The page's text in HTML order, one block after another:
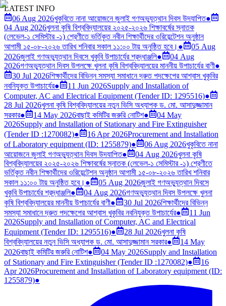
LATEST INFO
06 Aug 2026খুকৃবিতে নানা আয়োজনে জুলাই গণঅভ্যুত্থান দিবস উদযাপিত●
04 Aug 2026খুলনা কৃষি বিশ্ববিদ্যালয়ের ২০২৫-২০২৬ শিক্ষাবর্ষের স্নাতক
(লেভেল-১ সেমিস্টার -১) শ্রেণীতে ভর্তিকৃত নবীন শিক্ষার্থীদের ওরিয়েন্টেশন অনুষ্ঠান
আগামী ১৫-০৮-২০২৬ তারিখ শনিবার সকাল ১১:০০ টায় অনুষ্ঠিত হবে। ●
05 Aug
2026জুলাই গণঅভ্যুত্থান দিবসে খুকৃবি উপাচার্যের শ্রদ্ধাঞ্জলি●
04 Aug
2026গণঅভ্যুত্থান দিবস উপলক্ষে খুলনা কৃষি বিশ্ববিদ্যালয়ের মাননীয় উপাচার্যের বাণী●
30 Jul 2026শিক্ষার্থীদের বিভিন্ন সমস্যা সমাধানে দ্রুত পদক্ষেপের আশ্বাস খুকৃবির
নবনিযুক্ত উপাচার্যের● 11 Jun 2026Supply and Installation of
Computer, AC and Electrical Equipment (Tender ID: 1295516)●
28 Jul 2026খুলনা কৃষি বিশ্ববিদ্যালয়ের নতুন ভিসি অধ্যাপক ড. মো. আসাদুজ্জামান
সরকার● 14 May 2026বাছাই কমিটির জরুরি নোটিশ●
04 May
2026Supply and Installation of Stationary and Fire Extinguisher
(Tender ID :1270082)● 16 Apr 2026Procurement and Installation
of Laboratory equipment (ID: 1255879)● 06 Aug 2026খুকৃবিতে নানা
আয়োজনে জুলাই গণঅভ্যুত্থান দিবস উদযাপিত● 04 Aug 2026খুলনা কৃষি
বিশ্ববিদ্যালয়ের ২০২৫-২০২৬ শিক্ষাবর্ষের স্নাতক (লেভেল-১ সেমিস্টার -১) শ্রেণীতে
ভর্তিকৃত নবীন শিক্ষার্থীদের ওরিয়েন্টেশন অনুষ্ঠান আগামী ১৫-০৮-২০২৬ তারিখ শনিবার
সকাল ১১:০০ টায় অনুষ্ঠিত হবে। ● 05 Aug 2026জুলাই গণঅভ্যুত্থান দিবসে
খুকৃবি উপাচার্যের শ্রদ্ধাঞ্জলি● 04 Aug 2026গণঅভ্যুত্থান দিবস উপলক্ষে খুলনা
কৃষি বিশ্ববিদ্যালয়ের মাননীয় উপাচার্যের বাণী● 30 Jul 2026শিক্ষার্থীদের বিভিন্ন
সমস্যা সমাধানে দ্রুত পদক্ষেপের আশ্বাস খুকৃবির নবনিযুক্ত উপাচার্যের●
11 Jun
2026Supply and Installation of Computer, AC and Electrical
Equipment (Tender ID: 1295516)● 28 Jul 2026খুলনা কৃষি
বিশ্ববিদ্যালয়ের নতুন ভিসি অধ্যাপক ড. মো. আসাদুজ্জামান সরকার●
14 May
2026বাছাই কমিটির জরুরি নোটিশ● 04 May 2026Supply and Installation
of Stationary and Fire Extinguisher (Tender ID :1270082)●
16
Apr 2026Procurement and Installation of Laboratory equipment (ID:
1255879)●